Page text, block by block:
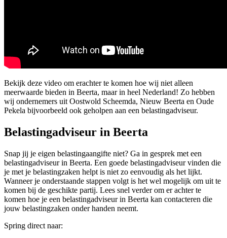
Bekijk deze video om erachter te komen hoe wij niet alleen
meerwaarde bieden in Beerta, maar in heel Nederland! Zo hebben
wij ondernemers uit Oostwold Scheemda, Nieuw Beerta en Oude
Pekela bijvoorbeeld ook geholpen aan een belastingadviseur.
Belastingadviseur in Beerta
Snap jij je eigen belastingaangifte niet? Ga in gesprek met een
belastingadviseur in Beerta. Een goede belastingadviseur vinden die
je met je belastingzaken helpt is niet zo eenvoudig als het lijkt.
Wanneer je onderstaande stappen volgt is het wel mogelijk om uit te
komen bij de geschikte partij. Lees snel verder om er achter te
komen hoe je een belastingadviseur in Beerta kan contacteren die
jouw belastingzaken onder handen neemt.
Spring direct naar: